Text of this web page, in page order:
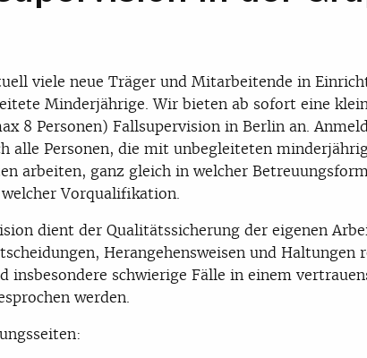
viele neue Träger und Mitarbeitende in
Minderjährige. Wir bieten ab sofort eine
8 Personen) Fallsupervision in Berlin an.
alle Personen, die mit unbegleiteten
arbeiten, ganz gleich in welcher
Vorqualifikation.
dient der Qualitätssicherung der eigenen
Herangehensweisen und Haltungen
insbesondere schwierige Fälle in einem
werden.